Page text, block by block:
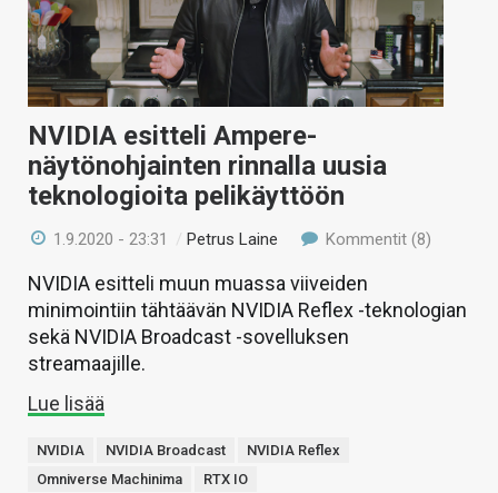
NVIDIA esitteli Ampere-
näytönohjainten rinnalla uusia
teknologioita pelikäyttöön
1.9.2020 - 23:31 /Petrus Laine Kommentit (8)
NVIDIA esitteli muun muassa viiveiden
minimointiin tähtäävän NVIDIA Reflex -teknologian
sekä NVIDIA Broadcast -sovelluksen
streamaajille.
Lue lisää
NVIDIA NVIDIA Broadcast
NVIDIA Reflex
Omniverse Machinima
RTX IO